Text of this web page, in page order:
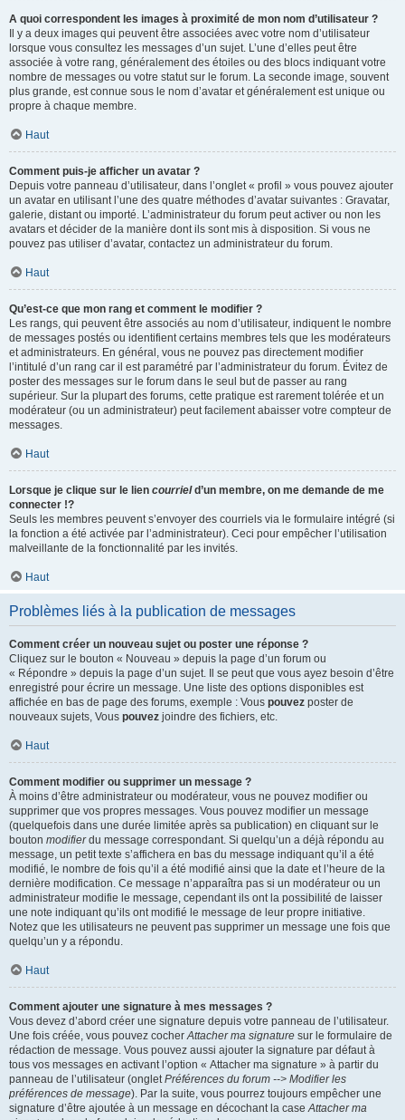
A quoi correspondent les images à proximité de mon nom d’utilisateur ?
Il y a deux images qui peuvent être associées avec votre nom d’utilisateur
lorsque vous consultez les messages d’un sujet. L’une d’elles peut être
associée à votre rang, généralement des étoiles ou des blocs indiquant votre
nombre de messages ou votre statut sur le forum. La seconde image, souvent
plus grande, est connue sous le nom d’avatar et généralement est unique ou
propre à chaque membre.
Haut
Comment puis-je afficher un avatar ?
Depuis votre panneau d’utilisateur, dans l’onglet « profil » vous pouvez ajouter
un avatar en utilisant l’une des quatre méthodes d’avatar suivantes : Gravatar,
galerie, distant ou importé. L’administrateur du forum peut activer ou non les
avatars et décider de la manière dont ils sont mis à disposition. Si vous ne
pouvez pas utiliser d’avatar, contactez un administrateur du forum.
Haut
Qu’est-ce que mon rang et comment le modifier ?
Les rangs, qui peuvent être associés au nom d’utilisateur, indiquent le nombre
de messages postés ou identifient certains membres tels que les modérateurs
et administrateurs. En général, vous ne pouvez pas directement modifier
l’intitulé d’un rang car il est paramétré par l’administrateur du forum. Évitez de
poster des messages sur le forum dans le seul but de passer au rang
supérieur. Sur la plupart des forums, cette pratique est rarement tolérée et un
modérateur (ou un administrateur) peut facilement abaisser votre compteur de
messages.
Haut
Lorsque je clique sur le lien courrield’un membre, on me demande de me
connecter !?
Seuls les membres peuvent s’envoyer des courriels via le formulaire intégré (si
la fonction a été activée par l’administrateur). Ceci pour empêcher l’utilisation
malveillante de la fonctionnalité par les invités.
Haut
Problèmes liés à la publication de messages
Comment créer un nouveau sujet ou poster une réponse ?
Cliquez sur le bouton « Nouveau » depuis la page d’un forum ou
« Répondre » depuis la page d’un sujet. Il se peut que vous ayez besoin d’être
enregistré pour écrire un message. Une liste des options disponibles est
affichée en bas de page des forums, exemple : Vous pouvez poster de
nouveaux sujets, Vous pouvez joindre des fichiers, etc.
Haut
Comment modifier ou supprimer un message ?
À moins d’être administrateur ou modérateur, vous ne pouvez modifier ou
supprimer que vos propres messages. Vous pouvez modifier un message
(quelquefois dans une durée limitée après sa publication) en cliquant sur le
bouton modifierdu message correspondant. Si quelqu’un a déjà répondu au
message, un petit texte s’affichera en bas du message indiquant qu’il a été
modifié, le nombre de fois qu’il a été modifié ainsi que la date et l’heure de la
dernière modification. Ce message n’apparaîtra pas si un modérateur ou un
administrateur modifie le message, cependant ils ont la possibilité de laisser
une note indiquant qu’ils ont modifié le message de leur propre initiative.
Notez que les utilisateurs ne peuvent pas supprimer un message une fois que
quelqu’un y a répondu.
Haut
Comment ajouter une signature à mes messages ?
Vous devez d’abord créer une signature depuis votre panneau de l’utilisateur.
Une fois créée, vous pouvez cocherAttacher ma signature sur le formulaire de
rédaction de message. Vous pouvez aussi ajouter la signature par défaut à
tous vos messages en activant l’option « Attacher ma signature » à partir du
panneau de l’utilisateur (ongletPréférences du forum --> Modifier les
préférences de message). Par la suite, vous pourrez toujours empêcher une
signature d’être ajoutée à un message en décochant la caseAttacher ma